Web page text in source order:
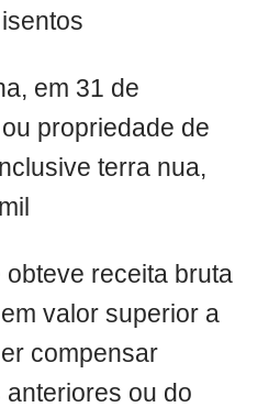
em 31 de
propriedade de
terra nua,
receita bruta
valor superior a
compensar
ou do